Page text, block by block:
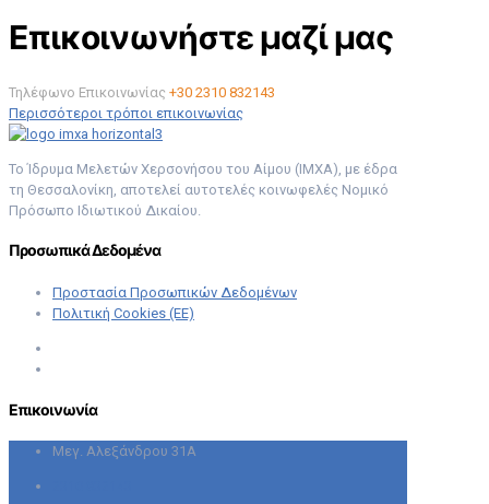
Επικοινωνήστε μαζί μας
Τηλέφωνο Επικοινωνίας +30 2310 832143
Περισσότεροι τρόποι επικοινωνίας
Το Ίδρυμα Μελετών Χερσονήσου του Αίμου (ΙΜΧΑ), με έδρα
τη Θεσσαλονίκη, αποτελεί αυτοτελές κοινωφελές Νομικό
Πρόσωπο Ιδιωτικού Δικαίου.
Προσωπικά Δεδομένα
Προστασία Προσωπικών Δεδομένων
Πολιτική Cookies (ΕΕ)
Επικοινωνία
Μεγ. Αλεξάνδρου 31Α